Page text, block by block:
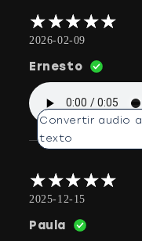
2026-02-09
Ernesto
Convertir audio a
texto
2025-12-15
Paula